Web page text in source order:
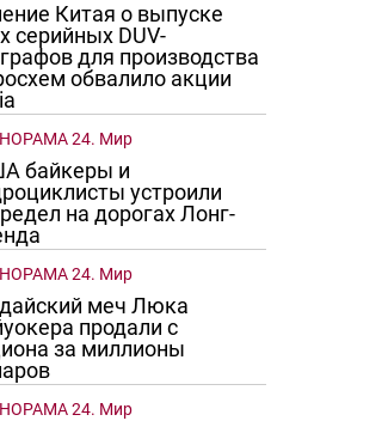
Китая о выпуске
серийных DUV-
для производства
обвалило акции
24. Мир
байкеры и
устроили
на дорогах Лонг-
24. Мир
меч Люка
продали с
за миллионы
24. Мир